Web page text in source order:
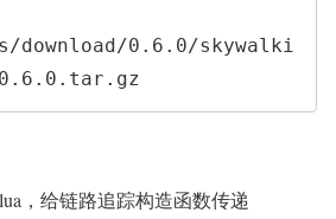
download/0.6.0/skywalki
，给链路追踪构造函数传递